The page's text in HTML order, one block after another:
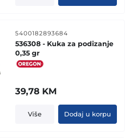
5400182893684
536308 - Kuka za podizanje
0,35 gr
39,78 KM
Više Dodaj u korpu